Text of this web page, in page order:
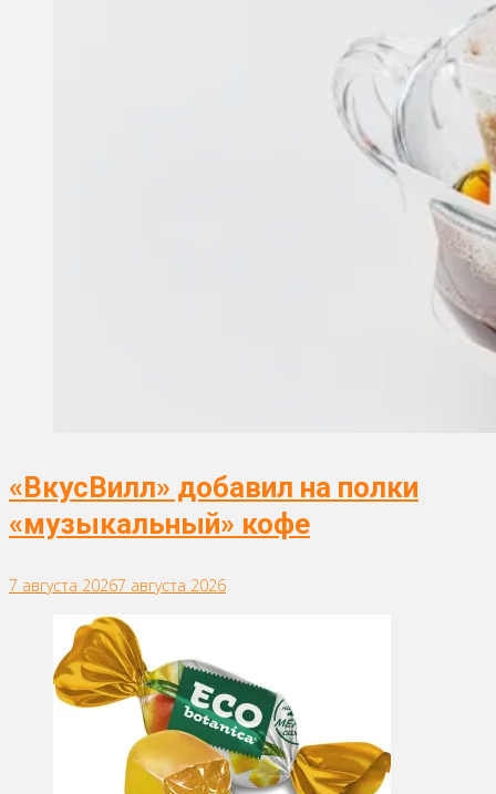
«ВкусВилл» добавил на полки
«музыкальный» кофе
7 августа 20267 августа 2026